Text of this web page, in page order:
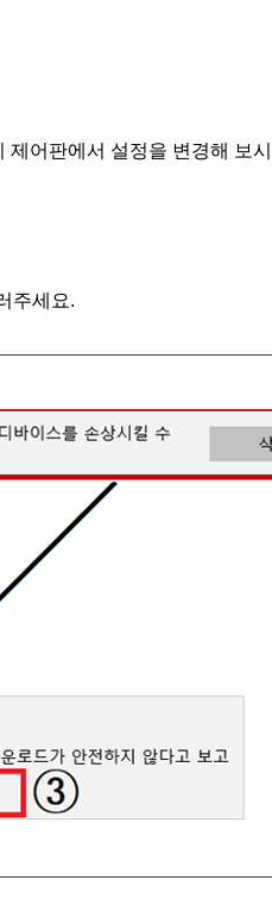
제어판에서 설정을 변경해 보
주세요.